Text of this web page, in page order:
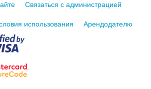
Связаться с администрацией
использования Арендодателю